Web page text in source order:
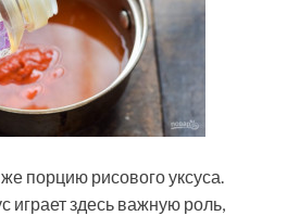
порцию рисового уксуса.
играет здесь важную роль,